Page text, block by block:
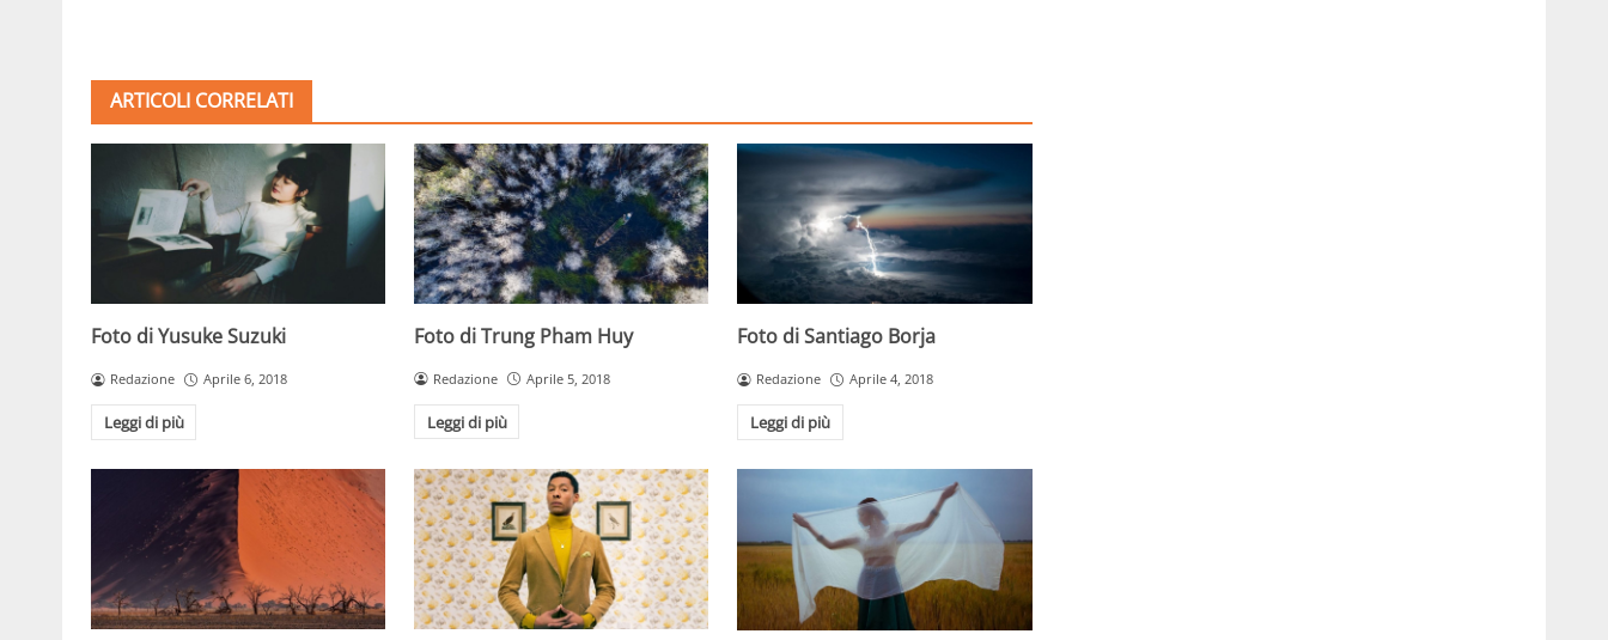
ARTICOLI CORRELATI
Foto di Yusuke Suzuki
Redazione Aprile 6, 2018
Leggi di più
Foto di Trung Pham Huy
Redazione Aprile 5, 2018
Leggi di più
Foto di Santiago Borja
Redazione Aprile 4, 2018
Leggi di più